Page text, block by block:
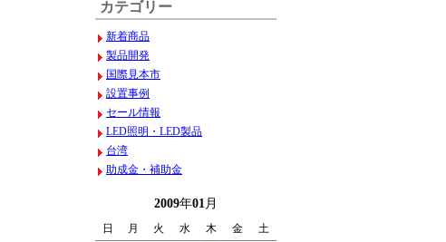
カテゴリー
新着商品
製品開発
国際見本市
設置事例
セール情報
LED照明・LED製品
台湾
助成金・補助金
2009年01月
日 月 火 水 木 金
土